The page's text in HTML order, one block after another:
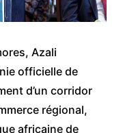
Azali
officielle de
d’un corridor
régional,
africaine de